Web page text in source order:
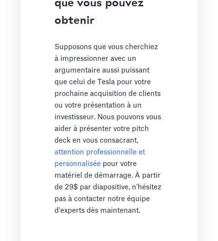
que vous pouvez
obtenir
Supposons que vous cherchiez
à impressionner avec un
argumentaire aussi puissant
que celui de Tesla pour votre
prochaine acquisition de clients
ou votre présentation à un
investisseur. Nous pouvons vous
aider à présenter votre pitch
deck en vous consacrant,
attention professionnelle et
personnalisée pour votre
matériel de démarrage. À partir
de 29$ par diapositive, n'hésitez
pas à contacter notre équipe
d'experts dès maintenant.